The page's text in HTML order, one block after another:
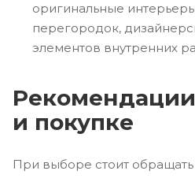
оригинальные
перегородок,
элементов внутренних
и покупке
При выборе стоит